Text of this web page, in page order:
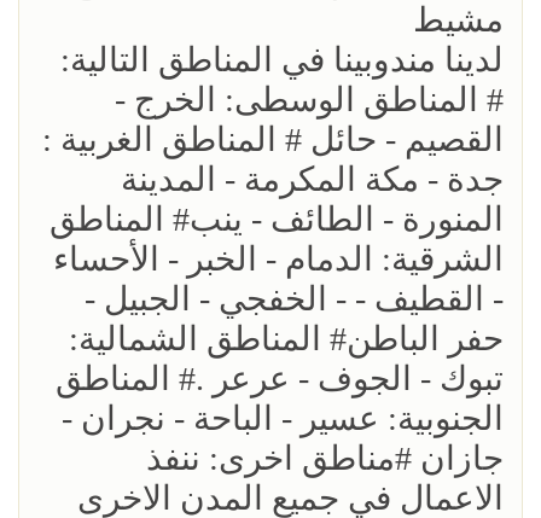
مشيط
لدينا مندوبينا في المناطق التالية:
# المناطق الوسطى: الخرج -
القصيم - حائل # المناطق الغربية :
جدة - مكة المكرمة - المدينة
المنورة - الطائف - ينب# المناطق
الشرقية: الدمام - الخبر - الأحساء
- القطيف - - الخفجي - الجبيل -
حفر الباطن# المناطق الشمالية:
تبوك - الجوف - عرعر .# المناطق
الجنوبية: عسير - الباحة - نجران -
جازان #مناطق اخرى: ننفذ
الاعمال في جميع المدن الاخرى